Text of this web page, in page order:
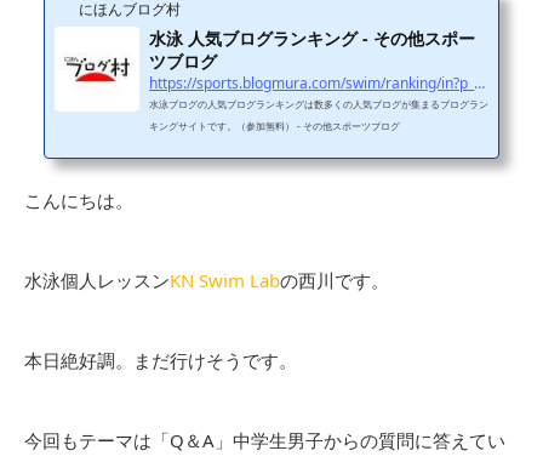
にほんブログ村
水泳 人気ブログランキング - その他スポー
ツブログ
https://sports.blogmura.com/swim/ranking/in?p_cid=11114970
水泳ブログの人気ブログランキングは数多くの人気ブログが集まるブログラン
キングサイトです。（参加無料） - その他スポーツブログ
こんにちは。
水泳個人レッスンKN Swim Labの西川です。
本日絶好調。まだ行けそうです。
今回もテーマは「Q＆A」中学生男子からの質問に答えてい